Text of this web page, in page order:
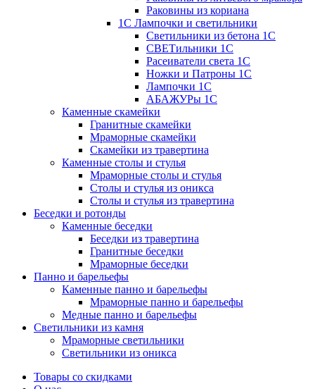
Раковины из кориана
1С Лампочки и светильники
Светильники из бетона 1С
СВЕТильники 1С
Расеиватели света 1С
Ножки и Патроны 1С
Лампочки 1С
АБАЖУРы 1С
Каменные скамейки
Гранитные скамейки
Мраморные скамейки
Скамейки из травертина
Каменные столы и стулья
Мраморные столы и стулья
Столы и стулья из оникса
Столы и стулья из травертина
Беседки и ротонды
Каменные беседки
Беседки из травертина
Гранитные беседки
Мраморные беседки
Панно и барельефы
Каменные панно и барельефы
Мраморные панно и барельефы
Медные панно и барельефы
Светильники из камня
Мраморные светильники
Светильники из оникса
Товары со скидками